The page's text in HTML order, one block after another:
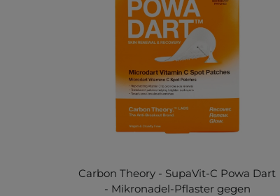
Carbon Theory - SupaVit-C Powa Dart
- Mikronadel-Pflaster gegen